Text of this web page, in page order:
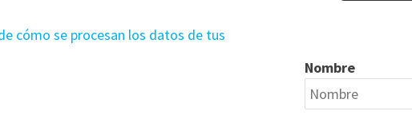
cómo se procesan los datos de tus
Nombre